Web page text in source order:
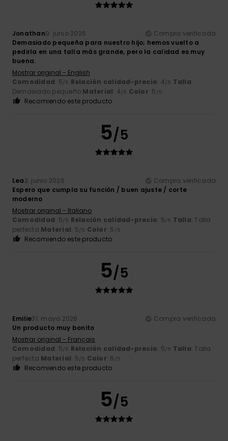
Jonathan9. junio 2026
Compra verificada
Demasiado pequeña para nuestro hijo; hemos vuelto a
pedirla en una talla más grande, pero la calidad es muy
buena.
Mostrar original - English
Comodidad: 5/5 Relación calidad-precio: 4/5 Talla:
Demasiado pequeño Material: 4/5 Color: 5 /5
Recomiendo este producto
5/5
Lea3. junio 2026
Compra verificada
Espero que cumpla su función / buen ajuste / corte
moderno
Mostrar original - Italiano
Comodidad: 5/5 Relación calidad-precio: 5/5 Talla: Talla
perfecta Material: 5/5 Color: 5 /5
Recomiendo este producto
5/5
Emilie31. mayo 2026
Compra verificada
Un producto muy bonito
Mostrar original - Français
Comodidad: 5/5 Relación calidad-precio: 5/5 Talla: Talla
perfecta Material: 5/5 Color: 5 /5
Recomiendo este producto
5/5